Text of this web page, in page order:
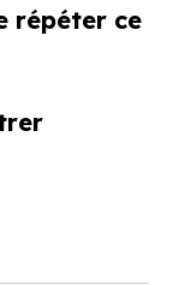
répéter ce